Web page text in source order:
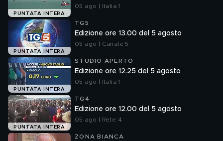
PUNTATA INTERA
05 ago | Italia 1
PUNTATA INTERA
TG5
Edizione ore 13.00 del 5 agosto
05 ago | Canale 5
PUNTATA INTERA
STUDIO APERTO
Edizione ore 12.25 del 5 agosto
05 ago | Italia 1
PUNTATA INTERA
TG4
Edizione ore 12.00 del 5 agosto
05 ago | Rete 4
ZONA BIANCA